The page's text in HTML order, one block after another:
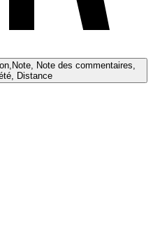
Note des commentaires,
Distance